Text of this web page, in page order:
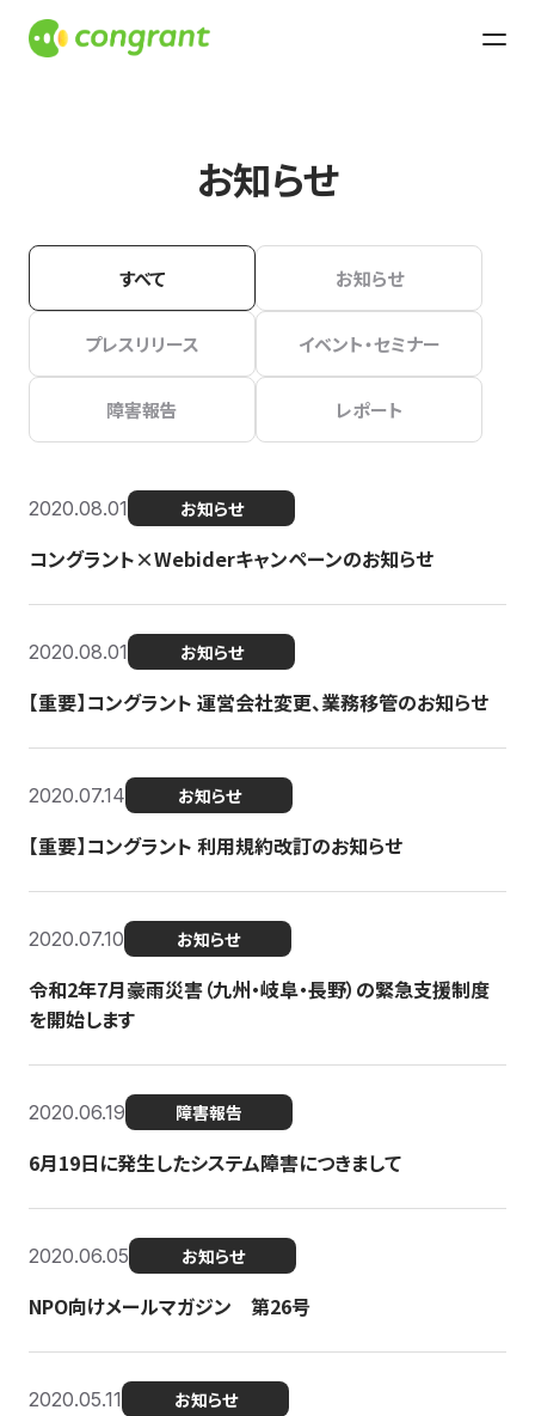
お知らせ
すべて お知らせ
プレスリリース イベント・セミナー
障害報告 レポート
2020.08.01 お知らせ
コングラント×Webiderキャンペーンのお知らせ
2020.08.01 お知らせ
【重要】コングラント 運営会社変更、業務移管のお知らせ
2020.07.14 お知らせ
【重要】コングラント 利用規約改訂のお知らせ
2020.07.10 お知らせ
令和2年7月豪雨災害（九州・岐阜・長野）の緊急支援制度
を開始します
2020.06.19 障害報告
6月19日に発生したシステム障害につきまして
2020.06.05 お知らせ
NPO向けメールマガジン 第26号
2020.05.11 お知らせ